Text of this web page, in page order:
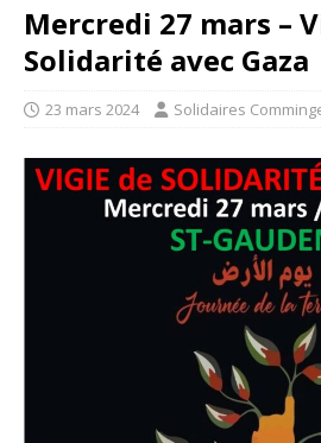
Mercredi 27 mars –
Solidarité avec Gaza
23 mars 2024 Solidaires